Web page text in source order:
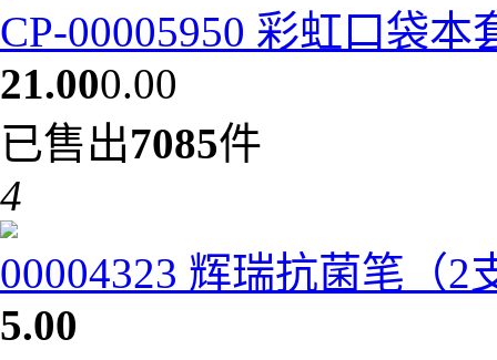
CP-00005950 彩虹口袋本
21.000.00
已售出7085件
4
00004323 辉瑞抗菌笔（2
5.00